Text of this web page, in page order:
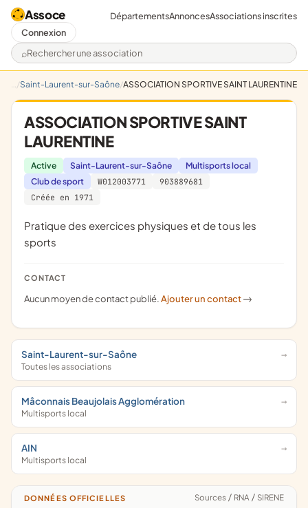
Assoce
Rechercher une association
DépartementsAnnoncesAssociations inscrites
Connexion
Saint-Laurent-sur-Saône ASSOCIATION SPORTIVE SAINT LAURENTINE
ASSOCIATION SPORTIVE SAINT
LAURENTINE
Active Saint-Laurent-sur-Saône
Multisports local
Club de sport
W012003771
903889681
Créée en 1971
pratique des exercices physiques et de tous les
sports
CONTACT
Aucun moyen de contact publié.Ajouter un contact ->
Saint-Laurent-sur-Saône
Toutes les associations
Mâconnais Beaujolais Agglomération
Multisports local
AIN
Multisports local
DONNÉES OFFICIELLES Sources / RNA / SIRENE